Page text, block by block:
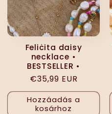
Feliċita daisy
necklace •
BESTSELLER •
Normál
ár
€35,99 EUR
Hozzáadás a
kosárhoz